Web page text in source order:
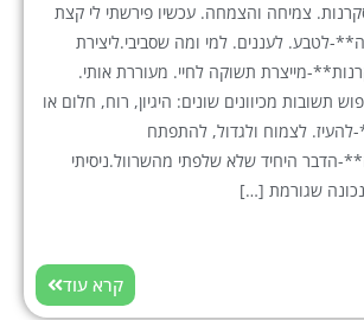
צמיחה והצמחה. עכשיו פירשתי לי קצת
לטבע. לעננים. למי ומה שסביבי.ליצירת
מייצרת תשוקה לחיי. מעוררת אותי.
תשובות מכיוונים שונים: היגיון, רוח, חלום או
לצמוח ולגדול, להתפתח
הדבר היחיד שלא שלפתי מהשרוול.ניסיתי
שגורמת […]
קרא עוד